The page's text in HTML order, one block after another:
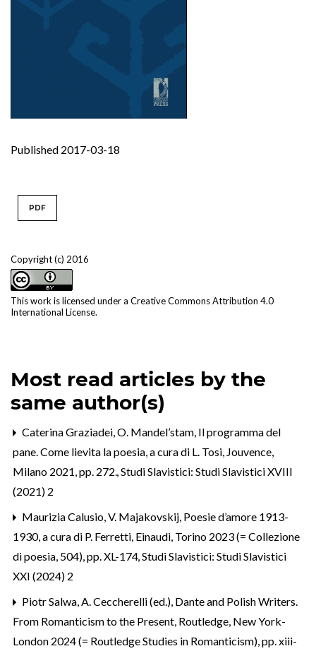
Published 2017-03-18
Copyright (c) 2016
This work is licensed under a Creative Commons Attribution 4.0
International License.
PDF
Most read articles by the
same author(s)
Caterina Graziadei,O. Mandel’stam, Il programma del
pane. Come lievita la poesia, a cura di L. Tosi, Jouvence,
Milano 2021, pp. 272.,Studi Slavistici: Studi Slavistici XVIII
(2021) 2
Maurizia Calusio,V. Majakovskij, Poesie d’amore 1913-
1930, a cura di P. Ferretti, Einaudi, Torino 2023 (= Collezione
di poesia, 504), pp. XL-174,Studi Slavistici: Studi Slavistici
XXI (2024) 2
Piotr Salwa,A. Ceccherelli (ed.), Dante and Polish Writers.
From Romanticism to the Present, Routledge, New York-
London 2024 (= Routledge Studies in Romanticism), pp. xiii-